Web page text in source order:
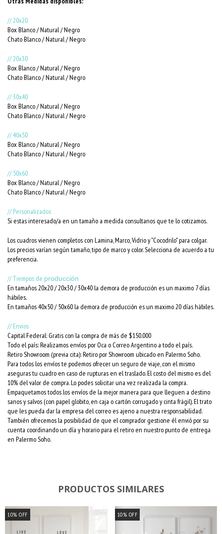
// 20x20
Box Blanco / Natural / Negro
Chato Blanco / Natural / Negro
// 20x30
Box Blanco / Natural / Negro
Chato Blanco / Natural / Negro
// 30x40
Box Blanco / Natural / Negro
Chato Blanco / Natural / Negro
// 40x50
Box Blanco / Natural / Negro
Chato Blanco / Natural / Negro
// 50x60
Box Blanco / Natural / Negro
Chato Blanco / Natural / Negro
// Personalizados
Si estas interesado/a en un tamaño a medida consultanos que te lo cotizamos.
Los cuadros vienen completos con Lamina, Marco, Vidrio y "Cocodrilo" para colgar.
Los precios varían según tamaño, tipo de marco y color. Selecciona de acuerdo a tu
preferencia.
// Tiempos de producción
En tamaños 20x20 / 20x30 / 30x40 la demora de producción es un maximo 7 días
hábiles.
En tamaños 40x50 / 50x60 la demora de producción es un maximo 20 días hábiles.
// Envios
Capital Federal: Gratis con la compra de más de $150.000
Todo el país: Realizamos envíos por Oca o Correo Argentino a todo el país.
Retiro Showroom (previa cita): Retiro por Showroom ubicado en Palermo Soho.
Para todos los envíos te podemos ofrecer un seguro de viaje, con el mismo
aseguras tu cuadro en caso de rupturas en el traslado. El costo del mismo es del
10% del valor de compra. Lo podes solicitar una vez realizada la compra.
Empaquetamos todos los envíos de la mejor manera para que lleguen a destino
sanos y salvos (con papel globito, en caja o cartón corrugado y cinta frágil). El trato
que les pueda dar la empresa del correo es ajeno a nuestra responsabilidad.
También ofrecemos la posibilidad de que el comprador gestione él envió por su
cuenta coordinando un día y horario para el retiro en nuestro punto de entrega
en Palermo Soho.
PRODUCTOS SIMILARES
10% OFF 10% OFF